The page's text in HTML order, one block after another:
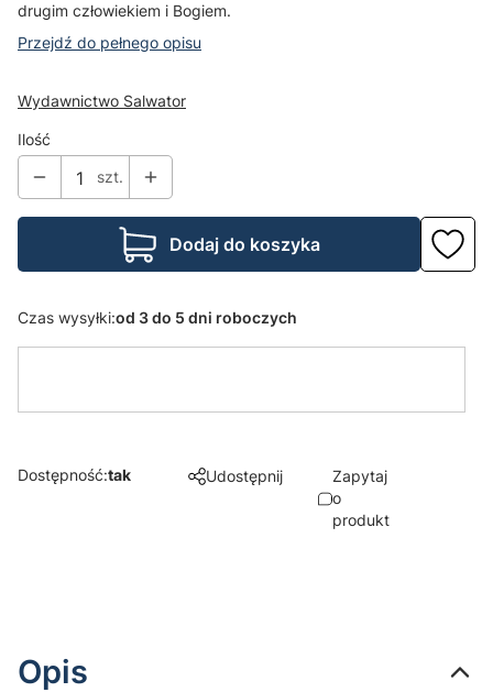
drugim człowiekiem i Bogiem.
Przejdź do pełnego opisu
Wydawnictwo Salwator
Ilość
szt.
Dodaj do koszyka
Czas wysyłki:od 3 do 5 dni roboczych
Dostępność:tak Udostępnij
Zapytaj
o
produkt
Opis